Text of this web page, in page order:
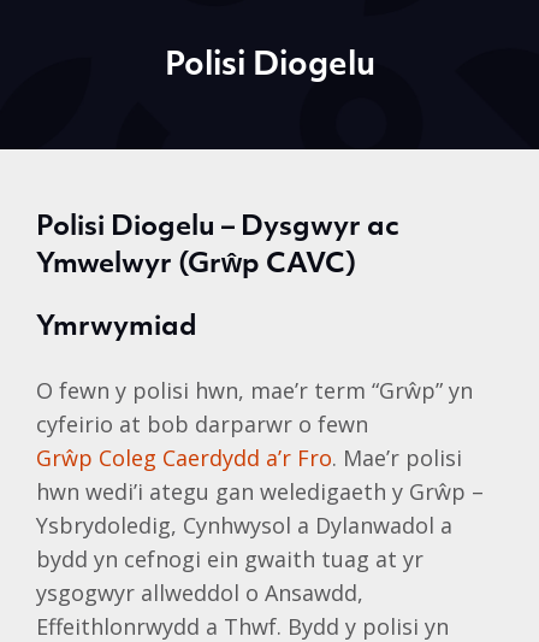
Polisi Diogelu
Polisi Diogelu – Dysgwyr ac
Ymwelwyr (Grŵp CAVC)
Ymrwymiad
O fewn y polisi hwn, mae’r term “Grŵp” yn
cyfeirio at bob darparwr o fewn
Grŵp Coleg Caerdydd a’r Fro. Mae’r polisi
hwn wedi’i ategu gan weledigaeth y Grŵp –
Ysbrydoledig, Cynhwysol a Dylanwadol a
bydd yn cefnogi ein gwaith tuag at yr
ysgogwyr allweddol o Ansawdd,
Effeithlonrwydd a Thwf. Bydd y polisi yn